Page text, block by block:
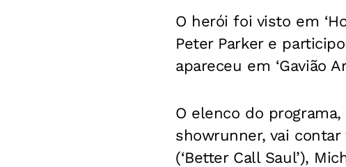
O herói foi visto em
Peter Parker e
apareceu em ‘Gavião
O elenco do programa,
showrunner, vai contar
(‘Better Call Saul’),